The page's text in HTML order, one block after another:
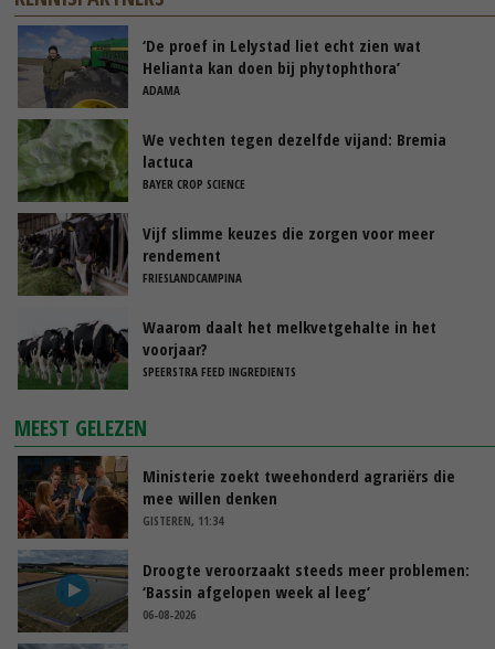
‘De proef in Lelystad liet echt zien wat
Helianta kan doen bij phytophthora’
ADAMA
We vechten tegen dezelfde vijand: Bremia
lactuca
BAYER CROP SCIENCE
Vijf slimme keuzes die zorgen voor meer
rendement
FRIESLANDCAMPINA
Waarom daalt het melkvetgehalte in het
voorjaar?
SPEERSTRA FEED INGREDIENTS
MEEST GELEZEN
Ministerie zoekt tweehonderd agrariërs die
mee willen denken
GISTEREN, 11:34
Droogte veroorzaakt steeds meer problemen:
‘Bassin afgelopen week al leeg’
06-08-2026